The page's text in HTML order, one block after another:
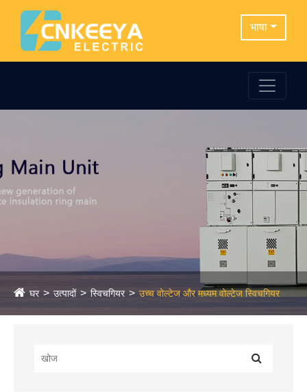
भाषा
घर उत्पादों स्विचगियर उच्च वोल्टेज और मध्यम वोल्टेज स्विचगियर